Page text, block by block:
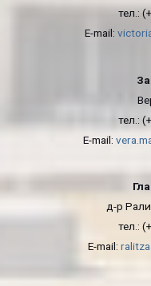
тел.:
E-mail:
тел.:
E-mail:
д-р
тел.:
E-mail: